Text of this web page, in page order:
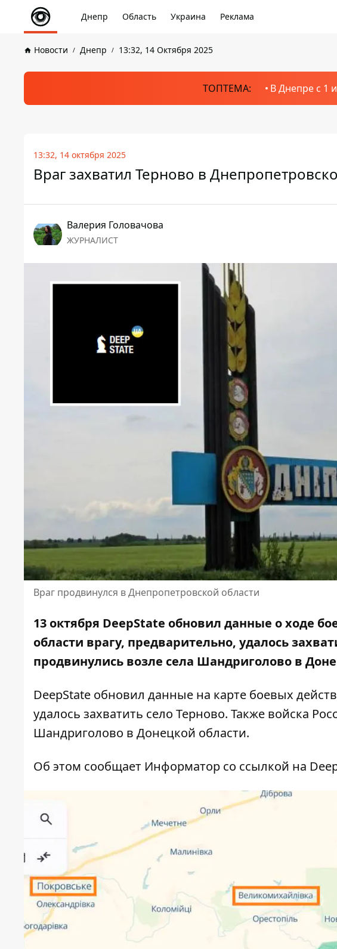
Днепр Область Украина Реклама
Новости Днепр 13:32, 14 Октября 2025
ТОПТЕМА: В Днепре с 1
13:32, 14 октября 2025
Враг захватил Терново в
Валерия Головачова
ЖУРНАЛИСТ
Враг продвинулся в Днепропетровской области
13 октября DeepState обновил данные о ходе
области врагу, предварительно, удалось
продвинулись возле села Шандриголово в
DeepState обновил данные на карте боевых
удалось захватить село Терново. Также войска
Шандриголово в Донецкой области.
Об этом сообщает Информатор со ссылкой на